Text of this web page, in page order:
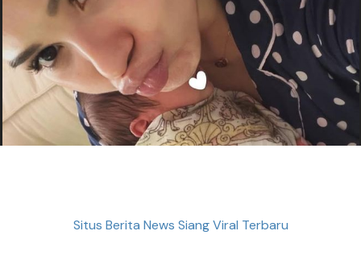
Situs Berita News Siang Viral Terbaru